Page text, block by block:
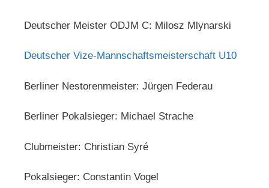
Deutscher Meister ODJM C: Milosz Mlynarski
Deutscher Vize-Mannschaftsmeisterschaft U10
Berliner Nestorenmeister: Jürgen Federau
Berliner Pokalsieger: Michael Strache
Clubmeister: Christian Syré
Pokalsieger: Constantin Vogel